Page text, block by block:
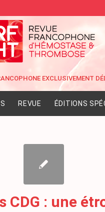
REVUE ÉDITIONS
CDG : une